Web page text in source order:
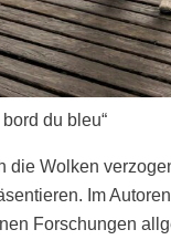
du bleu“
die Wolken
Im
Forschungen